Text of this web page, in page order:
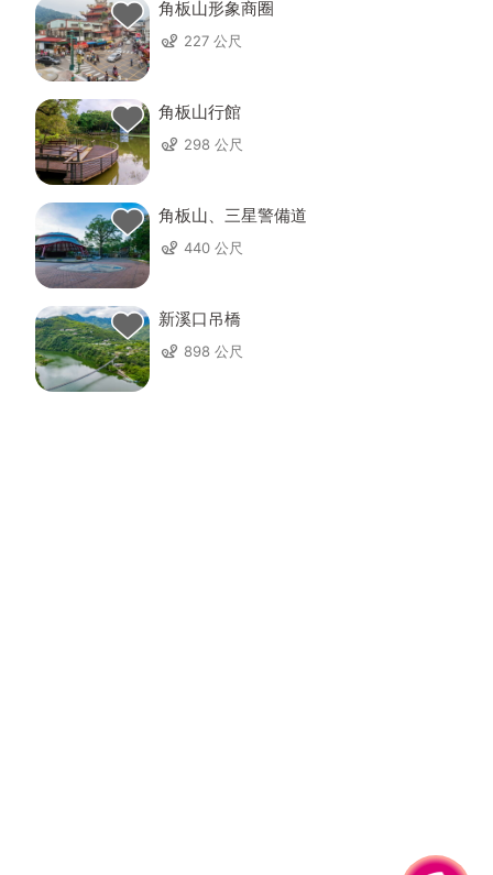
角板山形象商圈
227 公尺
角板山行館
298 公尺
角板山、三星警備道
440 公尺
新溪口吊橋
898 公尺